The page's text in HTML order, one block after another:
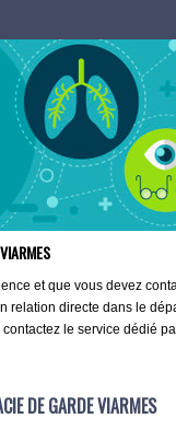
et que vous devez
relation directe dans le
le service dédié
DE GARDE VIARMES